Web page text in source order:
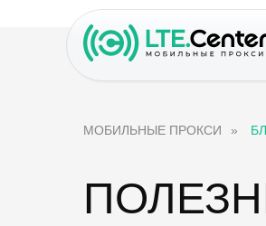
МОБИЛЬНЫЕ ПРОКСИ »